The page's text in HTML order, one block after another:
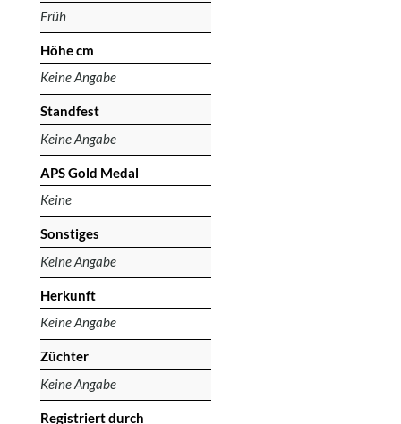
Früh
Höhe cm
Keine Angabe
Standfest
Keine Angabe
APS Gold Medal
Keine
Sonstiges
Keine Angabe
Herkunft
Keine Angabe
Züchter
Keine Angabe
Registriert durch